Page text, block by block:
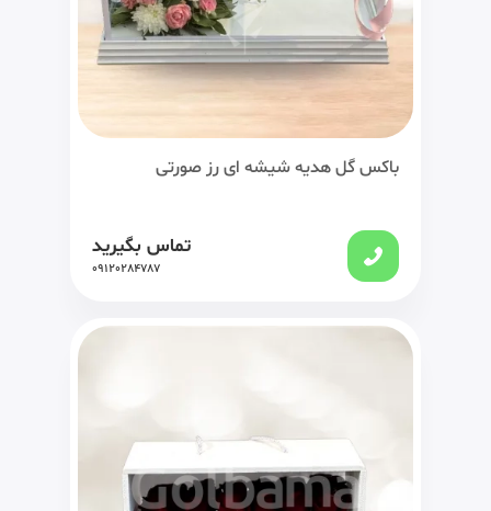
باکس گل هدیه شیشه ای رز صورتی
تماس بگیرید
09120284787